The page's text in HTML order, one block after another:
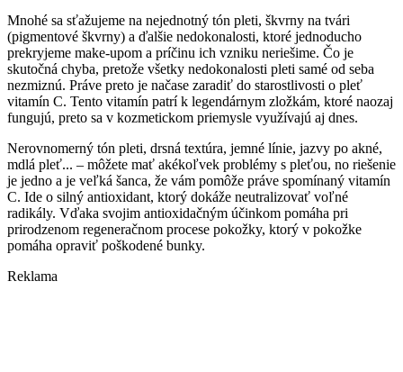
Mnohé sa sťažujeme na nejednotný tón pleti, škvrny na tvári
(pigmentové škvrny) a ďalšie nedokonalosti, ktoré jednoducho
prekryjeme make-upom a príčinu ich vzniku neriešime. Čo je
skutočná chyba, pretože všetky nedokonalosti pleti samé od seba
nezmiznú. Práve preto je načase zaradiť do starostlivosti o pleť
vitamín C. Tento vitamín patrí k legendárnym zložkám, ktoré naozaj
fungujú, preto sa v kozmetickom priemysle využívajú aj dnes.
Nerovnomerný tón pleti, drsná textúra, jemné línie, jazvy po akné,
mdlá pleť... – môžete mať akékoľvek problémy s pleťou, no riešenie
je jedno a je veľká šanca, že vám pomôže práve spomínaný vitamín
C. Ide o silný antioxidant, ktorý dokáže neutralizovať voľné
radikály. Vďaka svojim antioxidačným účinkom pomáha pri
prirodzenom regeneračnom procese pokožky, ktorý v pokožke
pomáha opraviť poškodené bunky.
Reklama